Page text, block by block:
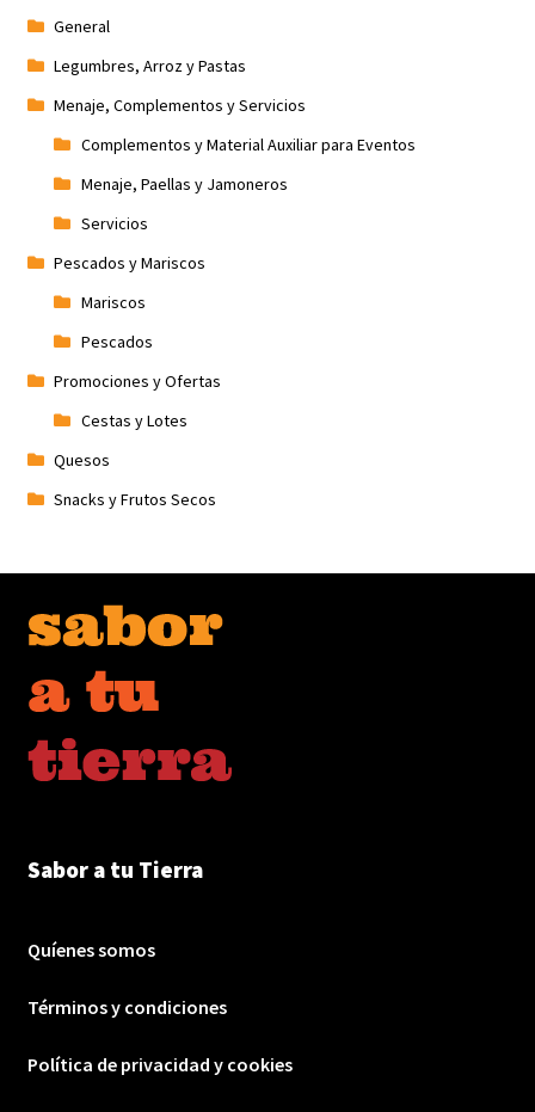
General
Legumbres, Arroz y Pastas
Menaje, Complementos y Servicios
Complementos y Material Auxiliar para Eventos
Menaje, Paellas y Jamoneros
Servicios
Pescados y Mariscos
Mariscos
Pescados
Promociones y Ofertas
Cestas y Lotes
Quesos
Snacks y Frutos Secos
Sabor a tu Tierra
Quíenes somos
Términos y condiciones
Política de privacidad y cookies